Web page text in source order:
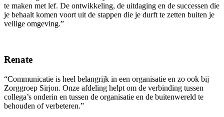
te maken met lef. De ontwikkeling, de uitdaging en de successen die
je behaalt komen voort uit de stappen die je durft te zetten buiten je
veilige omgeving.”
Renate
“Communicatie is heel belangrijk in een organisatie en zo ook bij
Zorggroep Sirjon. Onze afdeling helpt om de verbinding tussen
collega’s onderin en tussen de organisatie en de buitenwereld te
behouden of verbeteren.”